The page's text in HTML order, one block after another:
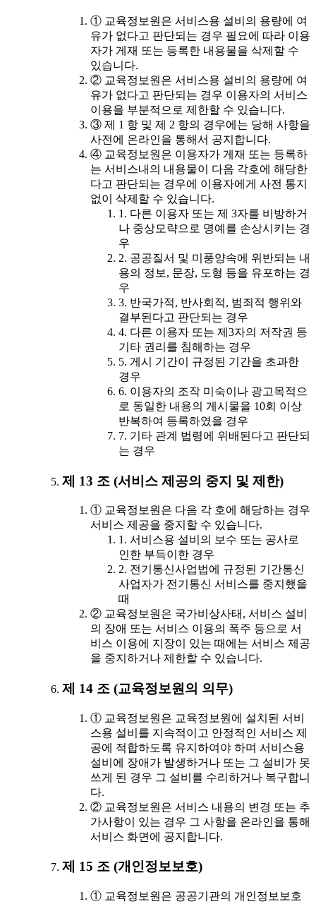
① 교육정보원은 서비스용 설비의 용량에 여
유가 없다고 판단되는 경우 필요에 따라 이용
자가 게재 또는 등록한 내용물을 삭제할 수
있습니다.
② 교육정보원은 서비스용 설비의 용량에 여
유가 없다고 판단되는 경우 이용자의 서비스
이용을 부분적으로 제한할 수 있습니다.
③ 제 1 항 및 제 2 항의 경우에는 당해 사항을
사전에 온라인을 통해서 공지합니다.
④ 교육정보원은 이용자가 게재 또는 등록하
는 서비스내의 내용물이 다음 각호에 해당한
다고 판단되는 경우에 이용자에게 사전 통지
없이 삭제할 수 있습니다.
1. 다른 이용자 또는 제 3자를 비방하거
나 중상모략으로 명예를 손상시키는 경
우
2. 공공질서 및 미풍양속에 위반되는 내
용의 정보, 문장, 도형 등을 유포하는 경
우
3. 반국가적, 반사회적, 범죄적 행위와
결부된다고 판단되는 경우
4. 다른 이용자 또는 제3자의 저작권 등
기타 권리를 침해하는 경우
5. 게시 기간이 규정된 기간을 초과한
경우
6. 이용자의 조작 미숙이나 광고목적으
로 동일한 내용의 게시물을 10회 이상
반복하여 등록하였을 경우
7. 기타 관계 법령에 위배된다고 판단되
는 경우
제 13 조 (서비스 제공의 중지 및 제한)
① 교육정보원은 다음 각 호에 해당하는 경우
서비스 제공을 중지할 수 있습니다.
1. 서비스용 설비의 보수 또는 공사로
인한 부득이한 경우
2. 전기통신사업법에 규정된 기간통신
사업자가 전기통신 서비스를 중지했을
때
② 교육정보원은 국가비상사태, 서비스 설비
의 장애 또는 서비스 이용의 폭주 등으로 서
비스 이용에 지장이 있는 때에는 서비스 제공
을 중지하거나 제한할 수 있습니다.
제 14 조 (교육정보원의 의무)
① 교육정보원은 교육정보원에 설치된 서비
스용 설비를 지속적이고 안정적인 서비스 제
공에 적합하도록 유지하여야 하며 서비스용
설비에 장애가 발생하거나 또는 그 설비가 못
쓰게 된 경우 그 설비를 수리하거나 복구합니
다.
② 교육정보원은 서비스 내용의 변경 또는 추
가사항이 있는 경우 그 사항을 온라인을 통해
서비스 화면에 공지합니다.
제 15 조 (개인정보보호)
① 교육정보원은 공공기관의 개인정보보호